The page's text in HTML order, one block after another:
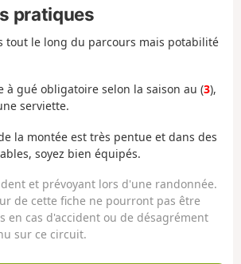
pratiques
tout le long du parcours mais potabilité
à gué obligatoire selon la saison au (3),
serviette.
la montée est très pentue et dans des
soyez bien équipés.
et prévoyant lors d'une randonnée.
de cette fiche ne pourront pas être
en cas d'accident ou de désagrément
sur ce circuit.